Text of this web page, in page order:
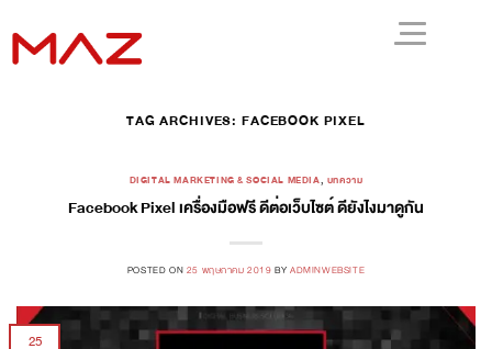
TAG ARCHIVES: FACEBOOK PIXEL
DIGITAL MARKETING & SOCIAL MEDIA, บทความ
Facebook Pixel เครื่องมือฟรี ดีต่อเว็บไซต์ ดียังไงมาดูกัน
POSTED ON 25 พฤษภาคม 2019 BYADMINWEBSITE
25